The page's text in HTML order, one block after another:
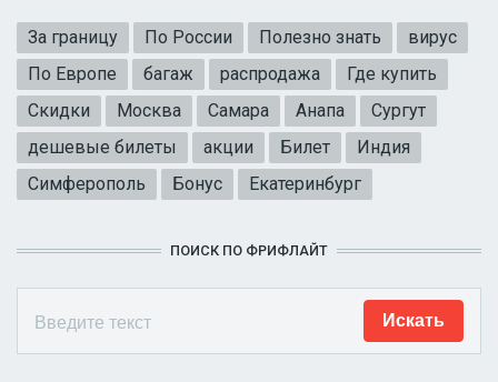
За границу По России Полезно знать
вирус
По Европе
багаж распродажа
Где купить
Скидки
Москва Самара Анапа
Сургут
дешевые билеты
акции Билет
Индия
Симферополь
Бонус Екатеринбург
ПОИСК ПО ФРИФЛАЙТ